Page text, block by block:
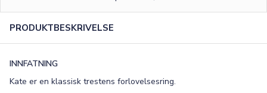
FONT
Colonna
PRODUKTBESKRIVELSE
INNFATNING
Kate er en klassisk trestens forlovelsesring.